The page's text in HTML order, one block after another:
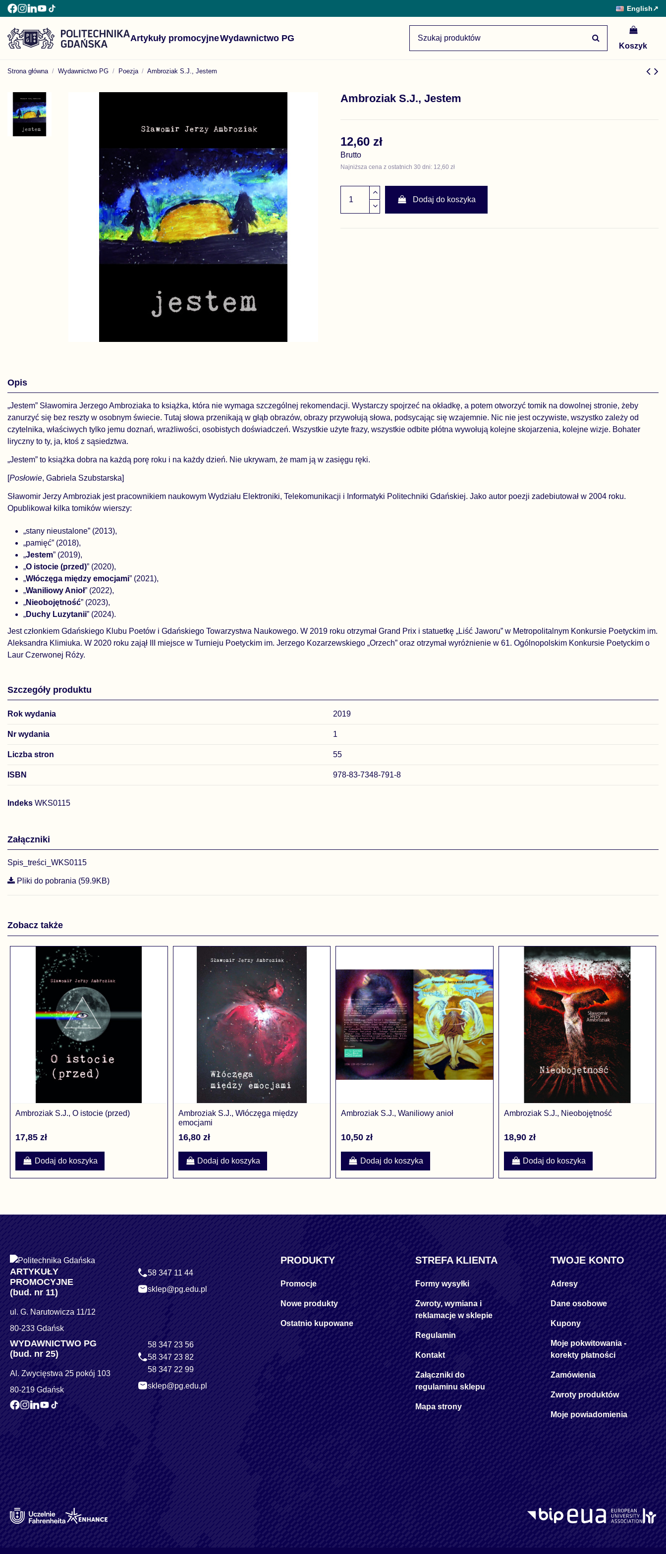
English↗
Artykuły promocyjneWydawnictwo PG
Koszyk
Strona główna Wydawnictwo PG Poezja Ambroziak S.J., Jestem
Ambroziak S.J., Jestem
12,60 zł
Brutto
Najniższa cena z ostatnich 30 dni: 12,60 zł
Dodaj do koszyka
Opis
„Jestem” Sławomira Jerzego Ambroziaka to książka, która nie wymaga szczególnej rekomenda­cji. Wystarczy spojrzeć na okładkę, a potem otwo­rzyć tomik na dowolnej stronie, żeby
zanurzyć się bez reszty w osobnym świecie. Tutaj słowa prze­nikają w głąb obrazów, obrazy przywołują słowa, podsycając się wzajemnie. Nic nie jest oczywiste, wszystko zależy od
czytelnika, właściwych tylko jemu doznań, wrażliwości, osobistych doświadczeń. Wszystkie użyte frazy, wszystkie odbite płótna wywołują kolejne skojarzenia, kolejne wizje. Bo­hater
liryczny to ty, ja, ktoś z sąsiedztwa.
„Jestem” to książka dobra na każdą porę roku i na każdy dzień. Nie ukrywam, że mam ją w za­sięgu ręki.
[Posłowie, Gabriela Szubstarska]
Sławomir Jerzy Ambroziak jest pracownikiem naukowym Wydziału Elektroniki, Telekomunikacji i Informatyki Politechniki Gdańskiej. Jako autor poezji zadebiutował w 2004 roku.
Opublikował kilka tomików wierszy:
„stany nieustalone” (2013),
„pamięć” (2018),
„Jestem” (2019),
„O istocie (przed)” (2020),
„Włóczęga między emocjami” (2021),
„Waniliowy Anioł” (2022),
„Nieobojętność” (2023),
„Duchy Luzytanii” (2024).
Jest członkiem Gdańskiego Klubu Poetów i Gdańskiego Towarzystwa Naukowego. W 2019 roku otrzymał Grand Prix i statuetkę „Liść Jaworu” w Metropolitalnym Konkursie Poetyckim im.
Aleksandra Klimiuka. W 2020 roku zajął III miejsce w Turnieju Poetyckim im. Jerzego Kozarzewskiego „Orzech” oraz otrzymał wyróżnienie w 61. Ogólnopolskim Konkursie Poetyckim o
Laur Czerwonej Róży.
Szczegóły produktu
Rok wydania 2019
Nr wydania 1
Liczba stron 55
ISBN 978-83-7348-791-8
Indeks WKS0115
Załączniki
Spis_treści_WKS0115
Pliki do pobrania (59.9KB)
Zobacz także
Ambroziak S.J., O istocie (przed)
17,85 zł
Dodaj do koszyka
Ambroziak S.J., Włóczęga między
emocjami
16,80 zł
Dodaj do koszyka
Ambroziak S.J., Waniliowy anioł
10,50 zł
Dodaj do koszyka
Ambroziak S.J., Nieobojętność
18,90 zł
Dodaj do koszyka
ARTYKUŁY
PROMOCYJNE
(bud. nr 11)
ul. G. Narutowicza 11/12
80-233 Gdańsk
58 347 11 44
sklep@pg.edu.pl
WYDAWNICTWO PG
(bud. nr 25)
Al. Zwycięstwa 25 pokój 103
80-219 Gdańsk
58 347 23 56
58 347 23 82
58 347 22 99
sklep@pg.edu.pl
PRODUKTY
Promocje
Nowe produkty
Ostatnio kupowane
STREFA KLIENTA
Formy wysyłki
Zwroty, wymiana i
reklamacje w sklepie
Regulamin
Kontakt
Załączniki do
regulaminu sklepu
Mapa strony
TWOJE KONTO
Adresy
Dane osobowe
Kupony
Moje pokwitowania -
korekty płatności
Zamówienia
Zwroty produktów
Moje powiadomienia